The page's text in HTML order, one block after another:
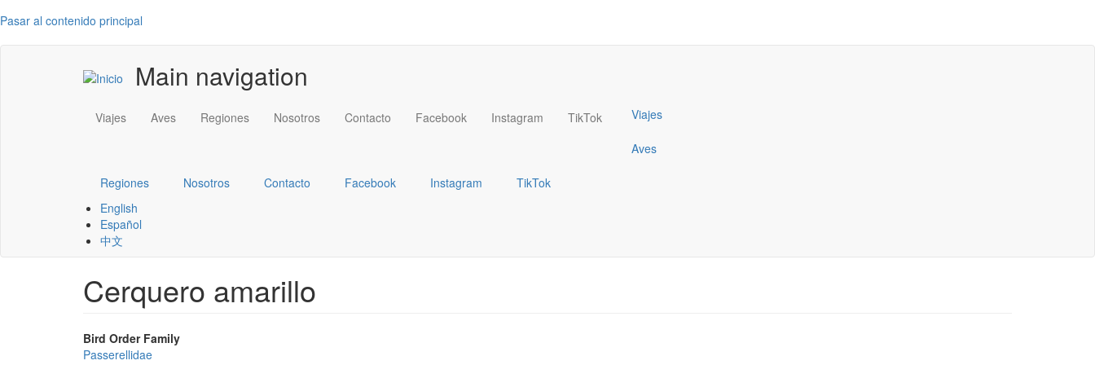
Pasar al contenido principal
Main navigation
Viajes Aves Regiones Nosotros Contacto Facebook Instagram TikTok Viajes
Aves
Regiones Nosotros Contacto Facebook Instagram
TikTok
English
Español
中文
Cerquero amarillo
Bird Order Family
Passerellidae